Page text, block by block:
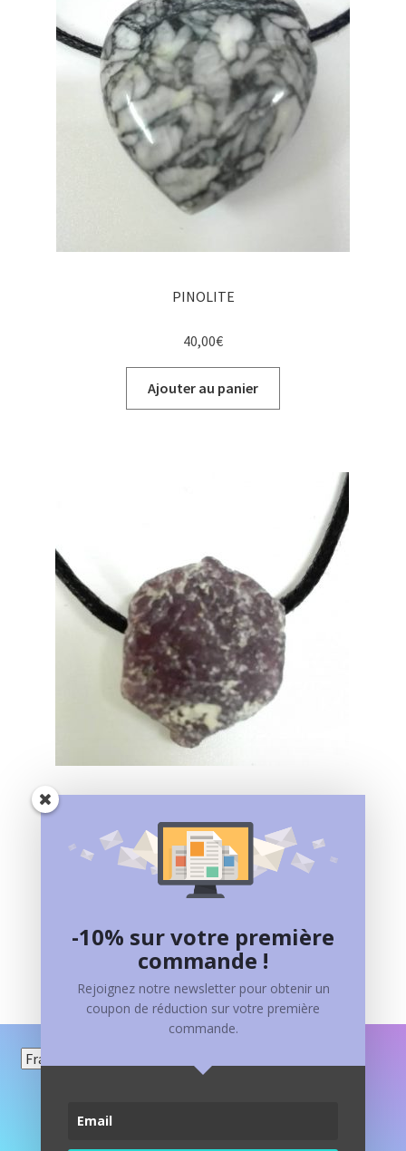
PINOLITE
40,00€
Ajouter au panier
40,00€
Ajouter au panier
Choisir
-10% sur votre première
commande !
Rejoignez notre newsletter pour obtenir un
coupon de réduction sur votre première
commande.